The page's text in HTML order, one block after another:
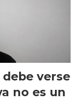
verse
no es un